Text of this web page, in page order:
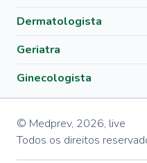
Dermatologista
Geriatra
Ginecologista
© Medprev, 2026, live
Todos os direitos